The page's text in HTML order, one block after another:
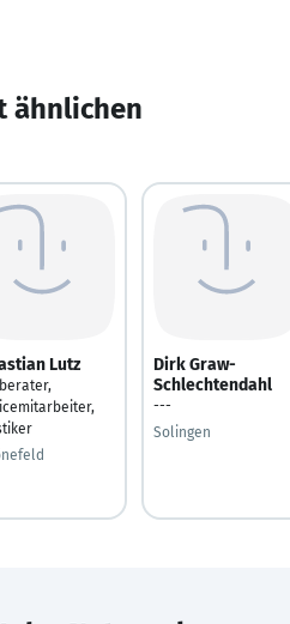
ähnlichen
Lutz
Dirk Graw-
Schlechtendahl
---
Solingen